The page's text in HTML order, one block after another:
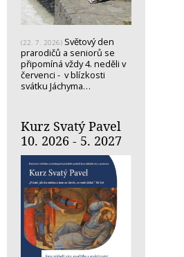
(22. 7. 2026) Světový den
prarodičů a seniorů se
připomíná vždy 4. neděli v
červenci - v blízkosti
svátku Jáchyma…
Kurz Svatý Pavel
10. 2026 - 5. 2027